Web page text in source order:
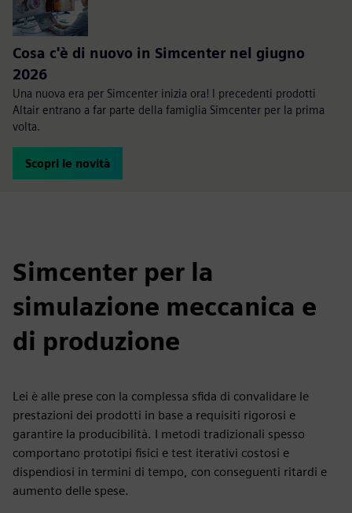
Cosa c'è di nuovo in Simcenter nel giugno
2026
Una nuova era per Simcenter inizia ora! I precedenti prodotti
Altair entrano a far parte della famiglia Simcenter per la prima
volta.
Scopri le novità
Simcenter per la
simulazione meccanica e
di produzione
Lei è alle prese con la complessa sfida di convalidare le
prestazioni dei prodotti in base a requisiti rigorosi e
garantire la producibilità. I metodi tradizionali spesso
comportano prototipi fisici e test iterativi costosi e
dispendiosi in termini di tempo, con conseguenti ritardi e
aumento delle spese.